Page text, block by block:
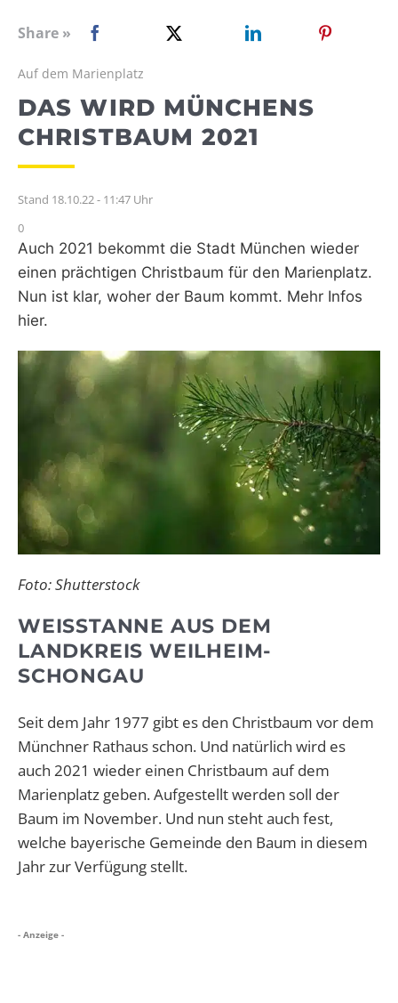
WEBRADIO
Share »
Auf dem Marienplatz
DAS WIRD MÜNCHENS
CHRISTBAUM 2021
Stand 18.10.22 - 11:47 Uhr
0
Auch 2021 bekommt die Stadt München wieder
einen prächtigen Christbaum für den Marienplatz.
Nun ist klar, woher der Baum kommt. Mehr Infos
hier.
Foto: Shutterstock
WEISSTANNE AUS DEM L
ANDKREIS WEILHEIM-S
CHONGAU
Seit dem Jahr 1977 gibt es den Christbaum vor dem
Münchner Rathaus schon. Und natürlich wird es
auch 2021 wieder einen Christbaum auf dem
Marienplatz geben. Aufgestellt werden soll der
Baum im November. Und nun steht auch fest,
welche bayerische Gemeinde den Baum in diesem
Jahr zur Verfügung stellt.
- Anzeige -